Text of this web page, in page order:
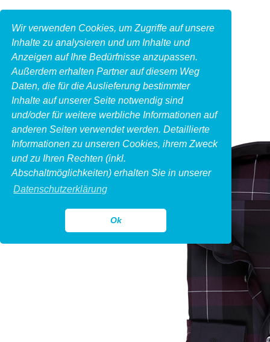
Wir verwenden Cookies, um Zugriffe auf unsere
Inhalte zu analysieren und um Inhalte und
Anzeigen auf Ihre Bedürfnisse anzupassen.
Außerdem erhalten Partner auf diesem Weg
Daten, die für die Auslieferung bestimmter
Inhalte auf unserer Seite notwendig sind
und/oder für weitere werbliche Informationen auf
anderen Seiten verwendet werden. Detaillierte
Informationen zu unseren Cookies, ihrem Zweck
und zu Ihren Rechten (inkl.
Abschaltmöglichkeiten) erhalten Sie in unserer
Datenschutzerklärung
Ok